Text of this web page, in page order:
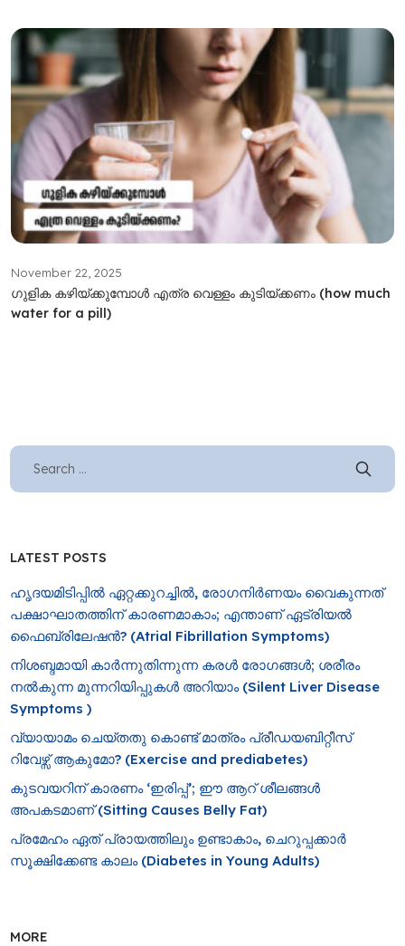
November 22, 2025
ഗുളിക കഴിയ്ക്കുമ്പോള്‍ എത്ര വെള്ളം കുടിയ്ക്കണം (how much
water for a pill)
LATEST POSTS
ഹൃദയമിടിപ്പിൽ ഏറ്റക്കുറച്ചിൽ, രോ​ഗനിർണയം വൈകുന്നത്
പക്ഷാഘാതത്തിന് കാരണമാകാം; എന്താണ് ഏട്രിയൽ
ഫൈബ്രിലേഷൻ? (Atrial Fibrillation Symptoms)
നിശബ്ദമായി കാർന്നുതിന്നുന്ന കരൾ രോഗങ്ങൾ; ശരീരം
നൽകുന്ന മുന്നറിയിപ്പുകൾ അറിയാം (Silent Liver Disease
Symptoms )
വ്യായാമം ചെയ്തതു കൊണ്ട് മാത്രം പ്രീഡയബിറ്റീസ്
റിവേഴ്സ് ആകുമോ? (Exercise and prediabetes)
കുടവയറിന് കാരണം ‘ഇരിപ്പ്’; ഈ ആറ് ശീലങ്ങൾ
അപകടമാണ് (Sitting Causes Belly Fat)
പ്രമേഹം ഏത് പ്രായത്തിലും ഉണ്ടാകാം, ചെറുപ്പക്കാർ
സൂക്ഷിക്കേണ്ട കാലം (Diabetes in Young Adults)
MORE